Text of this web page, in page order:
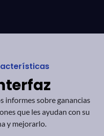
sobre ganancias
que les ayudan
y mejorarlo.